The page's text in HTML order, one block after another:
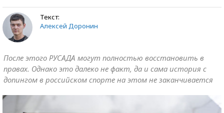
Текст:
Алексей Доронин
После этого РУСАДА могут полностью восстановить в
правах. Однако это далеко не факт, да и сама история с
допингом в российском спорте на этом не заканчивается